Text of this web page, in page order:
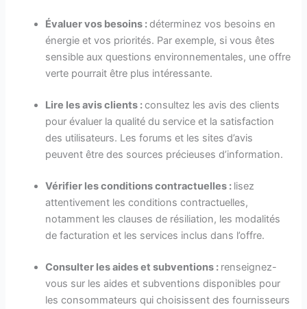
Évaluer vos besoins :déterminez vos besoins en
énergie et vos priorités. Par exemple, si vous êtes
sensible aux questions environnementales, une offre
verte pourrait être plus intéressante.
Lire les avis clients :consultez les avis des clients
pour évaluer la qualité du service et la satisfaction
des utilisateurs. Les forums et les sites d’avis
peuvent être des sources précieuses d’information.
Vérifier les conditions contractuelles : lisez
attentivement les conditions contractuelles,
notamment les clauses de résiliation, les modalités
de facturation et les services inclus dans l’offre.
Consulter les aides et subventions : renseignez-
vous sur les aides et subventions disponibles pour
les consommateurs qui choisissent des fournisseurs